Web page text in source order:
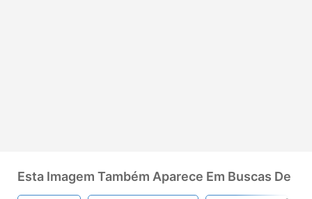
Esta Imagem Também Aparece Em Buscas De